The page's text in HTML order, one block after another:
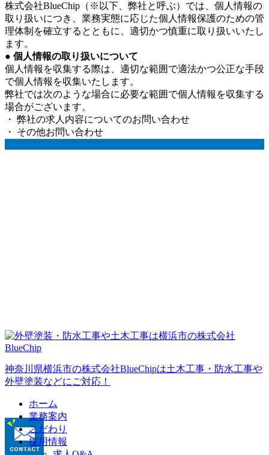
株式会社BlueChip（※以下、弊社と呼ぶ）では、個人情報の
取り扱いにつき、業務実態に応じた個人情報保護のための管
理体制を確立するとともに、適切かつ慎重に取り扱いいたし
ます。
● 個人情報の取り扱いについて
個人情報を収集する際は、適切な範囲で適法かつ公正な手段
で個人情報を収集いたします。
弊社では次のような場合に必要な範囲で個人情報を収集する
場合がございます。
・ 弊社の求人内容についてのお問い合わせ
・ その他お問い合わせ
神奈川県横浜市の株式会社BlueChipは土木工事・防水工事や
外壁塗装などにご対応！
ホーム
業務案内
こだわり
採用情報